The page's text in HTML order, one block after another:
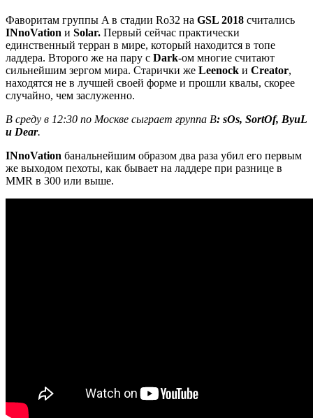
Фаворитам группы A в стадии Ro32 на GSL 2018 считались
INnoVation и Solar. Первый сейчас практически
единственный терран в мире, который находится в топе
ладдера. Второго же на пару с Dark-ом многие считают
сильнейшим зергом мира. Старички же Leenock и Creator,
находятся не в лучшей своей форме и прошли квалы, скорее
случайно, чем заслуженно.
В среду в 12:30 по Москве сыграет группа B: sOs, SortOf, ByuL
и Dear.
INnoVation банальнейшим образом два раза убил его первым
же выходом пехоты, как бывает на ладдере при разнице в
MMR в 300 или выше.